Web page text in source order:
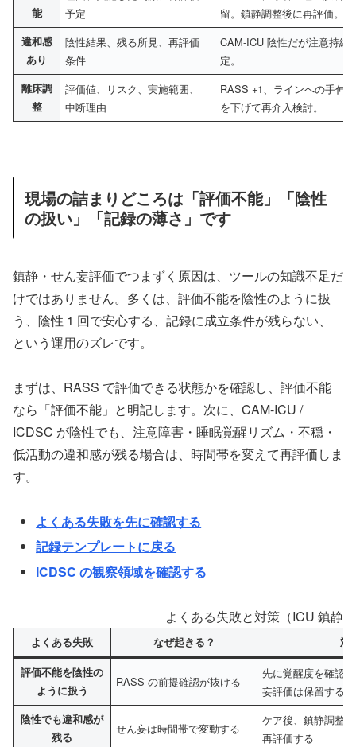
能
予定
留。鎮静調整後に再評価。
違和感
あり
陰性結果、残る所見、再評価
条件
CAM-ICU 陰性だが注意持続
定。
離床調
整
評価値、リスク、実施範囲、
中断理由
RASS +1、ラインへの手伸
を下げて再介入検討。
現場の詰まりどころは「評価不能」「陰性
の扱い」「記録の薄さ」です
鎮静・せん妄評価でつまずく原因は、ツールの知識不足だ
けではありません。多くは、評価不能を陰性のように扱
う、陰性 1 回で安心する、記録に成立条件が残らない、
という運用のズレです。
まずは、RASS で評価できる状態かを確認し、評価不能
なら「評価不能」と明記します。次に、CAM-ICU /
ICDSC が陰性でも、注意障害・睡眠覚醒リズム・不穏・
低活動の違和感が残る場合は、時間帯を変えて再評価しま
す。
よくある失敗を先に確認する
記録テンプレートに戻る
ICDSC の観察領域を確認する
よくある失敗と対策（ICU 鎮静
よくある失敗 なぜ起きる？ 対
評価不能を陰性の
ように扱う
RASS の前提確認が抜ける
先に覚醒度を確認
妄評価は保留する
陰性でも違和感が
残る
せん妄は時間帯で変動する
ケア後、鎮静調整
再評価する